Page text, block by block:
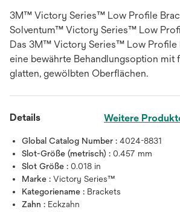
3M™ Victory Series™ Low Profile
Solventum™ Victory Series™ Low
Das 3M™ Victory Series™ Low Profile
eine bewährte Behandlungsoption mit
glatten, gewölbten Oberflächen.
Details Weitere
Global Catalog Number : 4024-8831
Slot-Größe (metrisch) : 0.457 mm
Slot Größe : 0.018 in
Marke : Victory Series™
Kategoriename : Brackets
Zahn : Eckzahn